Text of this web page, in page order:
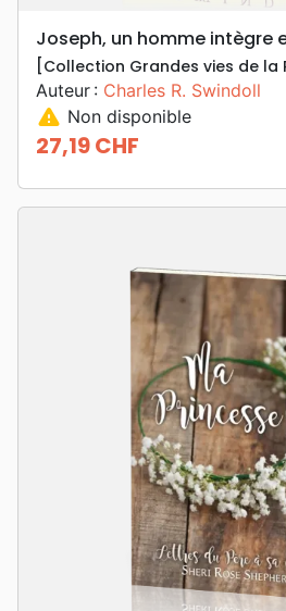
Joseph, un homme intègre
[Collection Grandes vies de la
Auteur : Charles R. Swindoll
warning Non disponible
Prix
27,19 CHF